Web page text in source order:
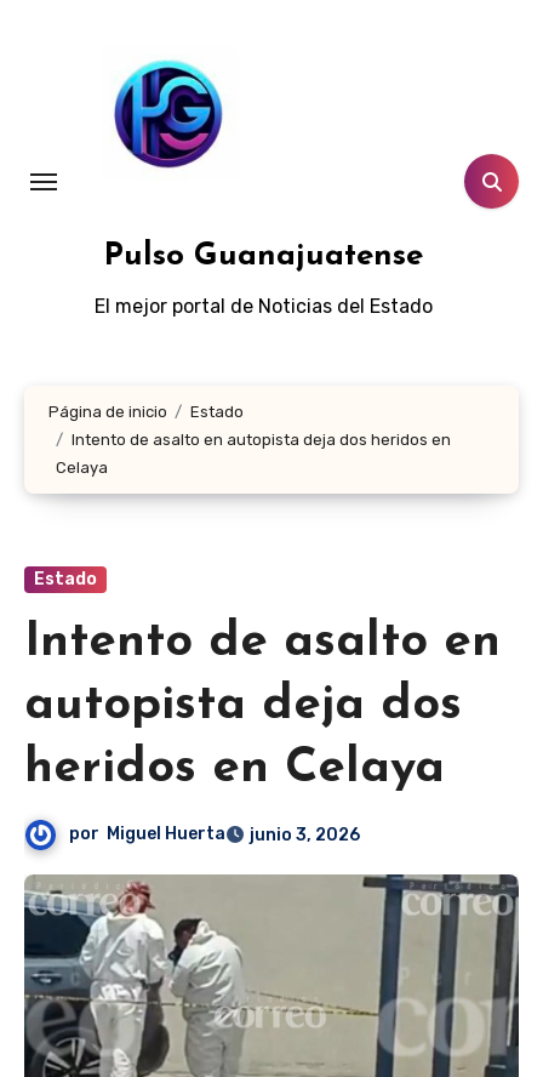
Pulso Guanajuatense
El mejor portal de Noticias del Estado
Página de inicio
Estado
Intento de asalto en autopista deja dos heridos en
Celaya
Estado
Intento de asalto en
autopista deja dos
heridos en Celaya
por Miguel Huerta junio 3, 2026